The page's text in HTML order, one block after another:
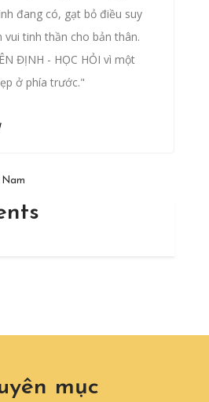
đang có, gạt bỏ điều suy
tinh thần cho bản thân.
ĐỊNH - HỌC HỎI vì một
ở phía trước."
Nam
mục